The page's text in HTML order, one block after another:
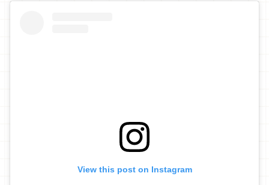
View this post on Instagram